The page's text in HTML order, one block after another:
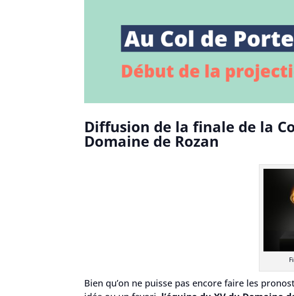
Diffusion de la finale de la
Domaine de Rozan
Bien qu’on ne puisse pas encore faire les